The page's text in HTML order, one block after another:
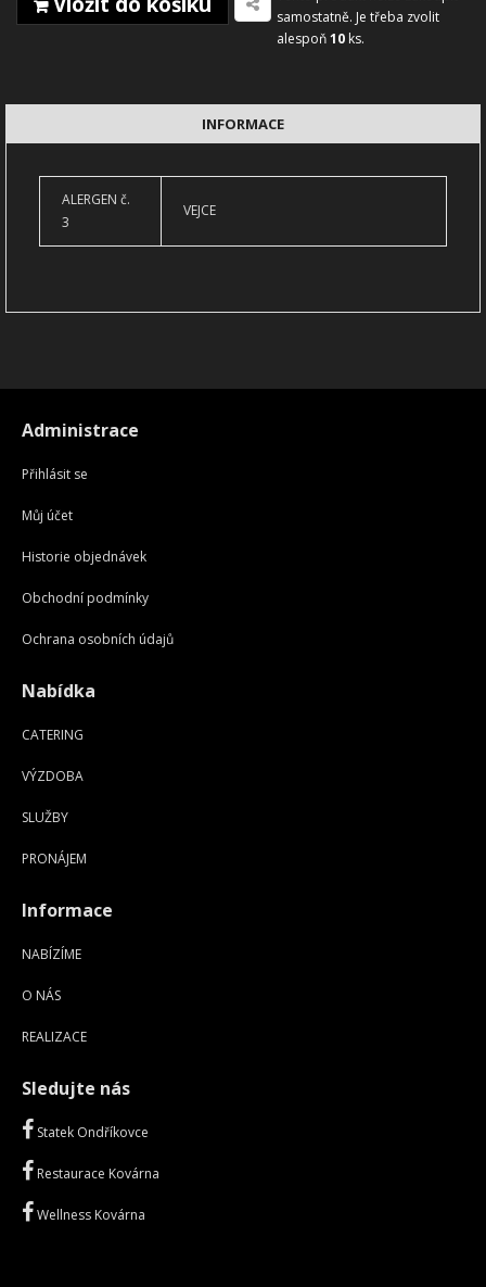
samostatně. Je třeba zvolit
alespoň10 ks.
INFORMACE
ALERGEN č.
3
VEJCE
Administrace
Přihlásit se
Můj účet
Historie objednávek
Obchodní podmínky
Ochrana osobních údajů
Nabídka
CATERING
VÝZDOBA
SLUŽBY
PRONÁJEM
Informace
NABÍZÍME
O NÁS
REALIZACE
Sledujte nás
Statek Ondříkovce
Restaurace Kovárna
Wellness Kovárna